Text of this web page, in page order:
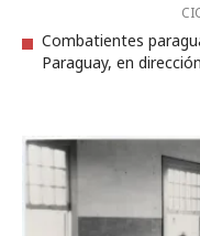
Combatientes
Paraguay, en